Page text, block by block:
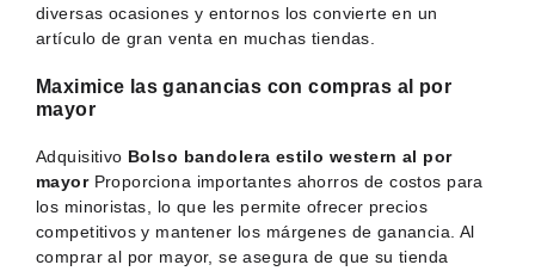
diversas ocasiones y entornos los convierte en un
artículo de gran venta en muchas tiendas.
Maximice las ganancias con compras al por
mayor
Adquisitivo Bolso bandolera estilo western al por
mayorProporciona importantes ahorros de costos para
los minoristas, lo que les permite ofrecer precios
competitivos y mantener los márgenes de ganancia. Al
comprar al por mayor, se asegura de que su tienda